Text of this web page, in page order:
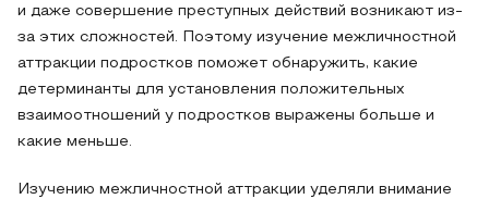
и даже совершение преступных действий возникают из-
за этих сложностей. Поэтому изучение межличностной
аттракции подростков поможет обнаружить, какие
детерминанты для установления положительных
взаимоотношений у подростков выражены больше и
какие меньше.
Изучению межличностной аттракции уделяли внимание